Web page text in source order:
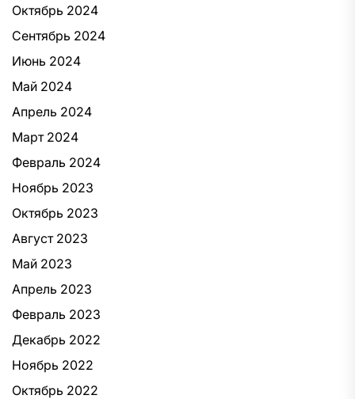
Октябрь 2024
Сентябрь 2024
Июнь 2024
Май 2024
Апрель 2024
Март 2024
Февраль 2024
Ноябрь 2023
Октябрь 2023
Август 2023
Май 2023
Апрель 2023
Февраль 2023
Декабрь 2022
Ноябрь 2022
Октябрь 2022